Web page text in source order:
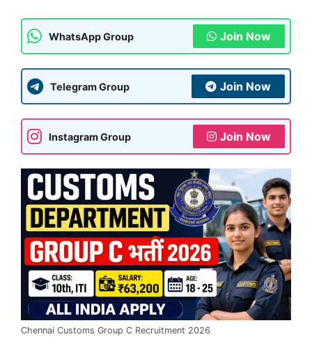
WhatsApp Group Join Now
Telegram Group Join Now
Instagram Group Join Now
Chennai Customs Group C Recruitment 2026